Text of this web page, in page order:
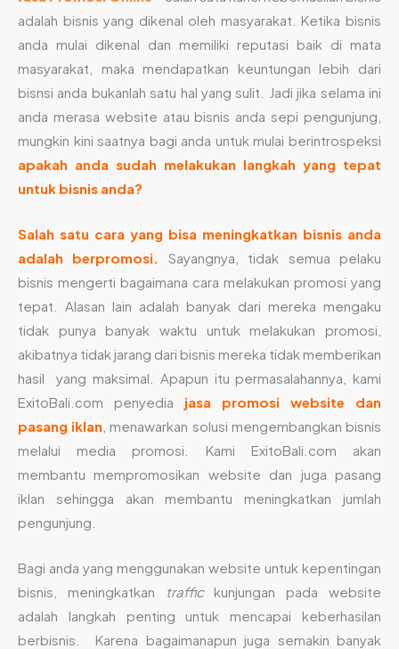
adalah bisnis yang dikenal oleh masyarakat. Ketika bisnis
anda mulai dikenal dan memiliki reputasi baik di mata
masyarakat, maka mendapatkan keuntungan lebih dari
bisnsi anda bukanlah satu hal yang sulit. Jadi jika selama ini
anda merasa website atau bisnis anda sepi pengunjung,
mungkin kini saatnya bagi anda untuk mulai berintrospeksi
apakah anda sudah melakukan langkah yang tepat
untuk bisnis anda?
Salah satu cara yang bisa meningkatkan bisnis anda
adalah berpromosi.
Sayangnya, tidak semua pelaku
bisnis mengerti bagaimana cara melakukan promosi yang
tepat. Alasan lain adalah banyak dari mereka mengaku
tidak punya banyak waktu untuk melakukan promosi,
akibatnya tidak jarang dari bisnis mereka tidak memberikan
hasil yang maksimal. Apapun itu permasalahannya, kami
ExitoBali.com penyedia jasa promosi website dan
pasang iklan , menawarkan solusi mengembangkan bisnis
melalui media promosi. Kami ExitoBali.com akan
membantu mempromosikan website dan juga pasang
iklan sehingga akan membantu meningkatkan jumlah
pengunjung.
Bagi anda yang menggunakan website untuk kepentingan
bisnis, meningkatkan
traffickunjungan pada website
adalah langkah penting untuk mencapai keberhasilan
berbisnis. Karena bagaimanapun juga semakin banyak